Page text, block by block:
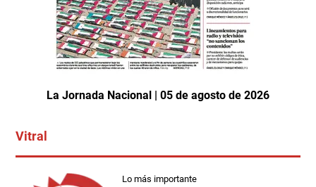
La Jornada Nacional | 05 de agosto de 2026
Vitral
Lo más importante